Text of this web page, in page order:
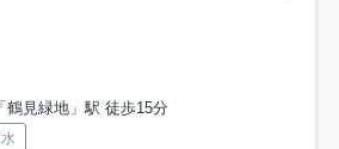
鶴見緑地」駅 徒歩15分